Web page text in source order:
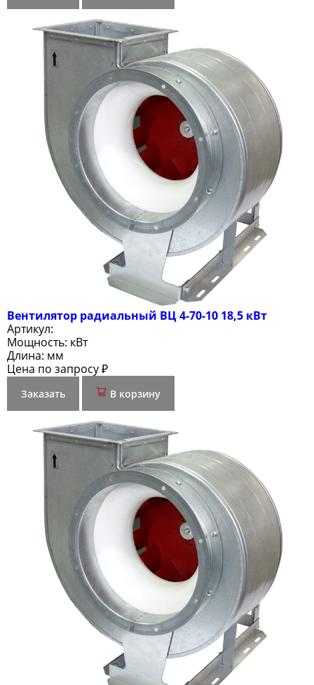
Вентилятор радиальный ВЦ 4-70-10 18,5 кВт
Артикул:
Мощность: кВт
Длина: мм
Цена по запросу ₽
Заказать В корзину